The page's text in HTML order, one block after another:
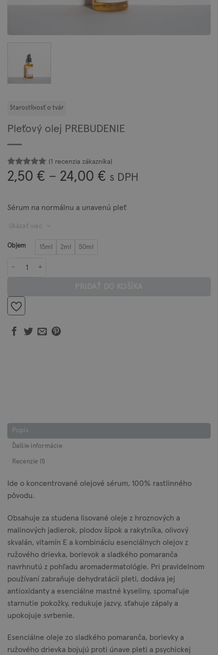
Pleťový olej PREBUDENIE
Hodnotenie
5z 5 na
1
recenzie
(1 recenzia zákazníka)
2,50 € – 24,00 € Price
2,50 €
s DPH
Sérum na normálnu a unavenú pleť
Ukázať viac
Objem 15ml 2ml 50ml
Popis
Ďalšie informácie
Recenzie (1)
Ide o koncentrované olejové sérum, 100% rastlinného
pôvodu.
Obsahuje za studena lisované oleje z hroznových a
malinových jadierok, plodov šípok a rakytníka, olivový
skvalán, vitamín E a kombináciu esenciálnych olejov z
ružového drievka, borievok a sladkého pomaranča
navrhnutú z pohľadu aromadermatológie. Pri pravidelnom
používaní zabraňuje dehydratácii pleti, dodáva jej
antioxidanty a esenciálne mastné kyseliny, spomaľuje
starnutie pokožky, redukuje jazvy, sťahuje zápaly a
upokojuje svrbenie.
Esenciálne oleje zo sladkého pomaranča, borievky a
ružového drievka bojujú proti únave pleti a psychickej